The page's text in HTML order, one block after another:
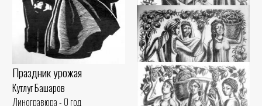
Праздник урожая
Кутлуг Башаров
Линогравюра - 0 год